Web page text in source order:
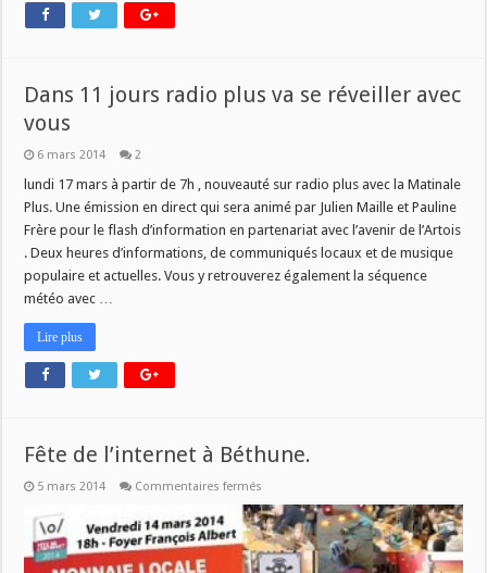
Dans 11 jours radio plus va se réveiller avec
vous
6 mars 2014 2
lundi 17 mars à partir de 7h , nouveauté sur radio plus avec la Matinale
Plus. Une émission en direct qui sera animé par Julien Maille et Pauline
Frère pour le flash d’information en partenariat avec l’avenir de l’Artois
. Deux heures d’informations, de communiqués locaux et de musique
populaire et actuelles. Vous y retrouverez également la séquence
météo avec …
Lire plus
Fête de l’internet à Béthune.
5 mars 2014 Commentaires fermés
de
l’internet
à
Béthune.